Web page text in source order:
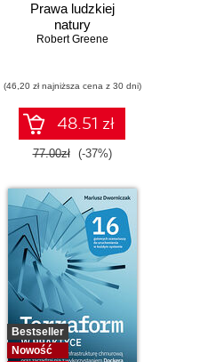
Prawa ludzkiej
natury
Robert Greene
(46,20 zł najniższa cena z 30 dni)
48.51 zł
77.00zł (-37%)
Bestseller
Nowość